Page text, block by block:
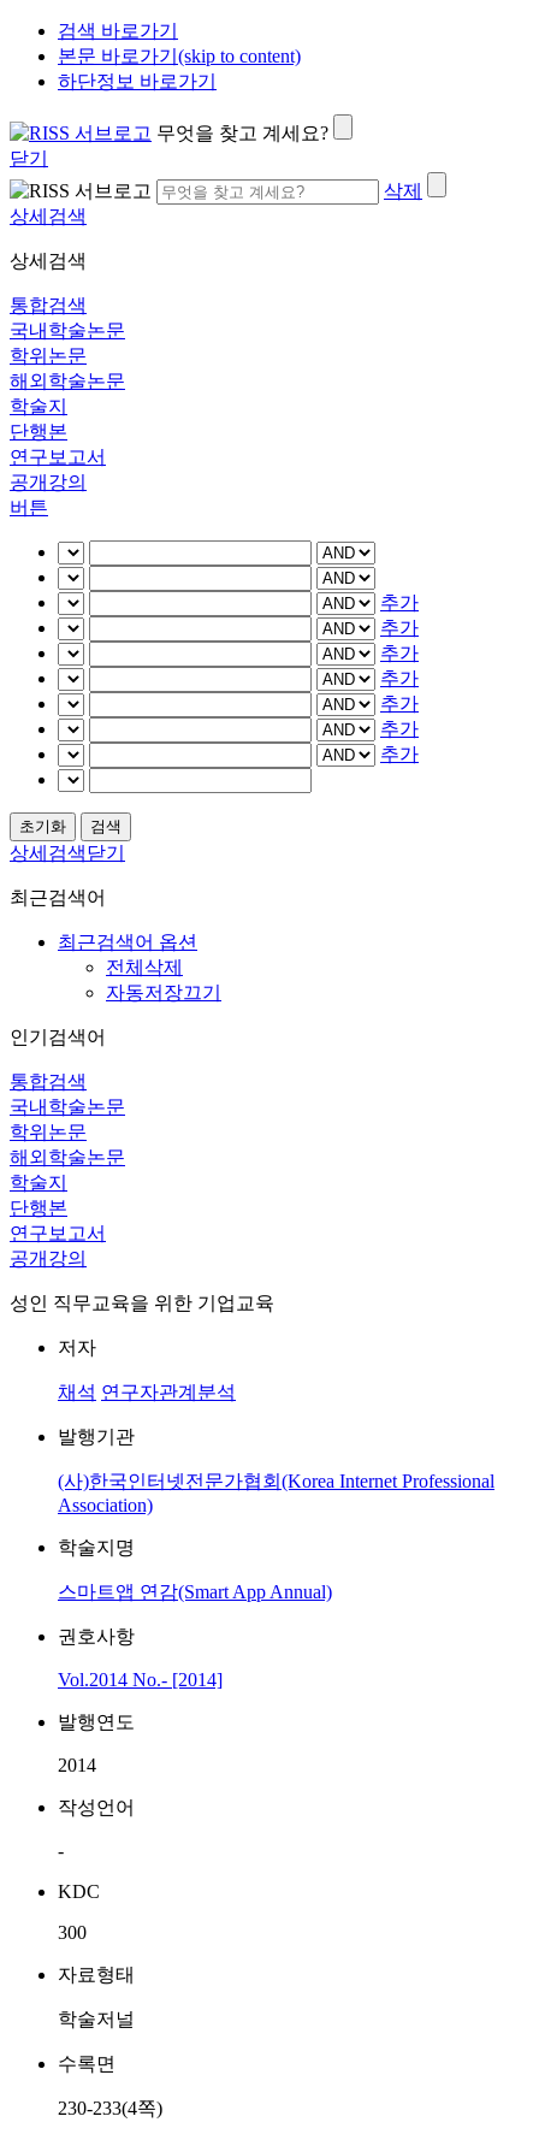
검색 바로가기
본문 바로가기(skip to content)
하단정보 바로가기
무엇을 찾고 계세요?
닫기
삭제
상세검색
상세검색
통합검색
국내학술논문
학위논문
해외학술논문
학술지
단행본
연구보고서
공개강의
버튼
추가
추가
추가
추가
추가
추가
추가
상세검색닫기
최근검색어
최근검색어 옵션
전체삭제
자동저장끄기
인기검색어
통합검색
국내학술논문
학위논문
해외학술논문
학술지
단행본
연구보고서
공개강의
성인 직무교육을 위한 기업교육
저자
채석 연구자관계분석
발행기관
(사)한국인터넷전문가협회(Korea Internet Professional
Association)
학술지명
스마트앱 연감(Smart App Annual)
권호사항
Vol.2014 No.- [2014]
발행연도
2014
작성언어
-
KDC
300
자료형태
학술저널
수록면
230-233(4쪽)